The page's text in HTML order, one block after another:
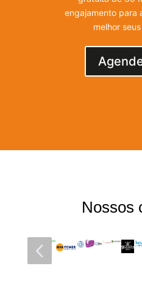
engajamento para
melhor
Nossos
4